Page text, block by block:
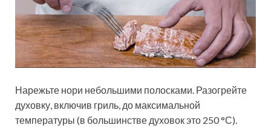
Нарежьте нори небольшими полосками. Разогрейте
духовку, включив гриль, до максимальной
температуры (в большинстве духовок это 250 °С).